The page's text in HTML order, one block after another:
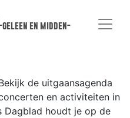
en midden-
de uitgaansagenda
en activiteiten in
Dagblad houdt je op de